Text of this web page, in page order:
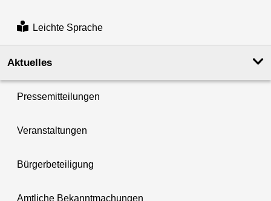
Leichte Sprache
Aktuelles
Pressemitteilungen
Veranstaltungen
Bürgerbeteiligung
Amtliche Bekanntmachungen